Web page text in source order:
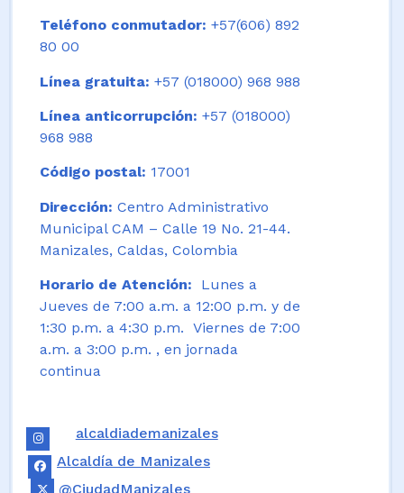
Teléfono conmutador: +57(606) 892
80 00
Línea gratuita: +57 (018000) 968 988
Línea anticorrupción: +57 (018000)
968 988
Código postal: 17001
Dirección: Centro Administrativo
Municipal CAM – Calle 19 No. 21-44.
Manizales, Caldas, Colombia
Horario de Atención: Lunes a
Jueves de 7:00 a.m. a 12:00 p.m. y de
1:30 p.m. a 4:30 p.m. Viernes de 7:00
a.m. a 3:00 p.m. , en jornada
continua
alcaldiademanizales
Alcaldía de Manizales
@CiudadManizales